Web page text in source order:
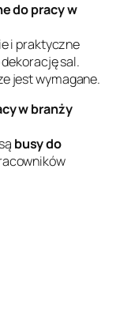
do pracy w
i praktyczne
sal.
jest wymagane.
w branży
busy do